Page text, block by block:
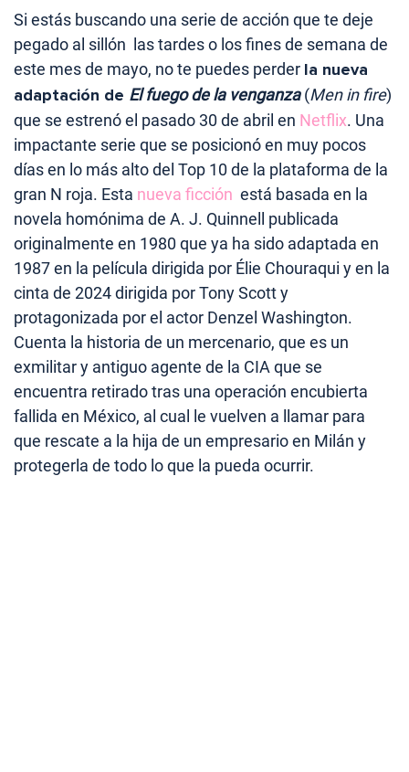
Si estás buscando una serie de acción que te deje
pegado al sillón las tardes o los fines de semana de
este mes de mayo, no te puedes perder la nueva
adaptación de El fuego de la venganza(Men in fire)
que se estrenó el pasado 30 de abril en Netflix. Una
impactante serie que se posicionó en muy pocos
días en lo más alto del Top 10 de la plataforma de la
gran N roja. Esta nueva ficción está basada en la
novela homónima de A. J. Quinnell publicada
originalmente en 1980 que ya ha sido adaptada en
1987 en la película dirigida por Élie Chouraqui y en la
cinta de 2024 dirigida por Tony Scott y
protagonizada por el actor Denzel Washington.
Cuenta la historia de un mercenario, que es un
exmilitar y antiguo agente de la CIA que se
encuentra retirado tras una operación encubierta
fallida en México, al cual le vuelven a llamar para
que rescate a la hija de un empresario en Milán y
protegerla de todo lo que la pueda ocurrir.